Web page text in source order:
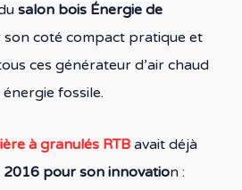
salon bois Énergie de
coté compact pratique et
ces générateur d’air chaud
fossile.
à granulés RTBavait déjà
2016 pour son innovation :